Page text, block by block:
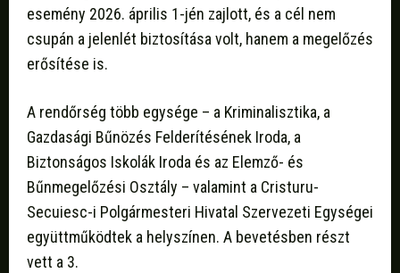
esemény 2026. április 1-jén zajlott, és a cél nem
csupán a jelenlét biztosítása volt, hanem a megelőzés
erősítése is.
A rendőrség több egysége – a Kriminalisztika, a
Gazdasági Bűnözés Felderítésének Iroda, a
Biztonságos Iskolák Iroda és az Elemző- és
Bűnmegelőzési Osztály – valamint a Cristuru-
Secuiesc-i Polgármesteri Hivatal Szervezeti Egységei
együttműködtek a helyszínen. A bevetésben részt
vett a 3.